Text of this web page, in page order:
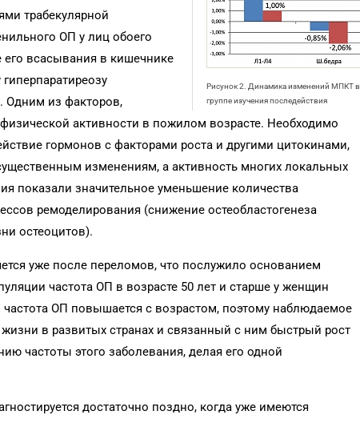
Рисунок 2. Динамика изменений МПКТ в
группе изучения последействия
трабекулярной
ОП у лиц обоего
его всасывания в кишечнике
Одним из факторов,
активности в пожилом возрасте. Необходимо
гормонов с факторами роста и другими цитокинами,
изменениям, а активность многих локальных
показали значительное уменьшение количества
ремоделирования (снижение остеобластогенеза
остеоцитов).
уже после переломов, что послужило основанием
частота ОП в возрасте 50 лет и старше у женщин
частота ОП повышается с возрастом, поэтому наблюдаемое
в развитых странах и связанный с ним быстрый рост
частоты этого заболевания, делая его одной
достаточно поздно, когда уже имеются